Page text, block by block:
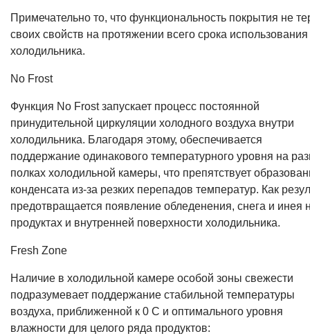
Примечательно то, что функциональность покрытия не
своих свойств на протяжении всего срока использования
холодильника.
No Frost
Функция No Frost запускает процесс постоянной
принудительной циркуляции холодного воздуха внутри
холодильника. Благодаря этому, обеспечивается
поддержание одинакового температурного уровня на
полках холодильной камеры, что препятствует
конденсата из-за резких перепадов температур. Как
предотвращается появление обледенения, снега и инея
продуктах и внутренней поверхности холодильника.
Fresh Zone
Наличие в холодильной камере особой зоны свежести
подразумевает поддержание стабильной температуры
воздуха, приближенной к 0 С и оптимального уровня
влажности для целого ряда продуктов: